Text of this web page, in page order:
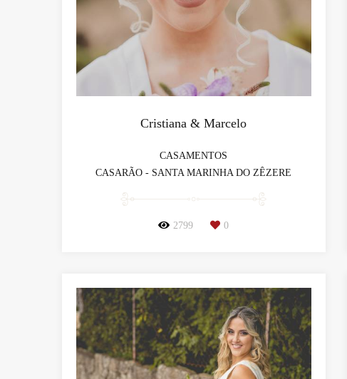
Cristiana & Marcelo
CASAMENTOS
CASARÃO - SANTA MARINHA DO ZÊZERE
2799 0